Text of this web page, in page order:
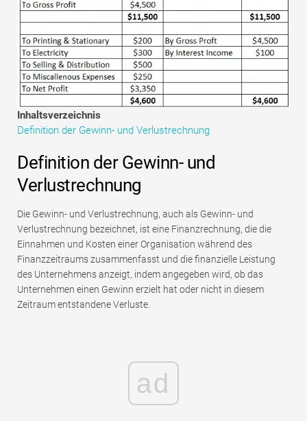
Ressourcen für die Finanzzertifizierung
Tutorials zur Finanzmodellierung
Vollständige Form
Risikomanagement-Tutorials
Inhaltsverzeichnis
Definition der Gewinn- und Verlustrechnung
Definition der Gewinn- und
Verlustrechnung
Die Gewinn- und Verlustrechnung, auch als Gewinn- und
Verlustrechnung bezeichnet, ist eine Finanzrechnung, die die
Einnahmen und Kosten einer Organisation während des
Finanzzeitraums zusammenfasst und die finanzielle Leistung
des Unternehmens anzeigt, indem angegeben wird, ob das
Unternehmen einen Gewinn erzielt hat oder nicht in diesem
Zeitraum entstandene Verluste.
ad